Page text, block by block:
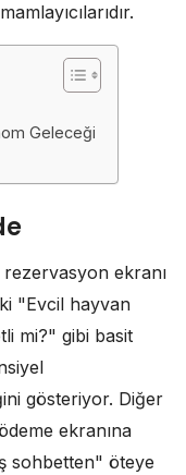
Geleceği
ekranı
"Evcil hayvan
mi?" gibi basit
gösteriyor. Diğer
ekranına
sohbetten" öteye